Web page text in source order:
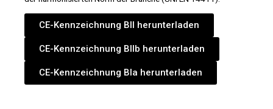
CE-Kennzeichnung BII herunterladen
CE-Kennzeichnung BIIb herunterladen
CE-Kennzeichnung BIa herunterladen